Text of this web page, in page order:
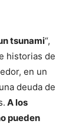
tsunami“,
historias de
en un
deuda de
A los
pueden